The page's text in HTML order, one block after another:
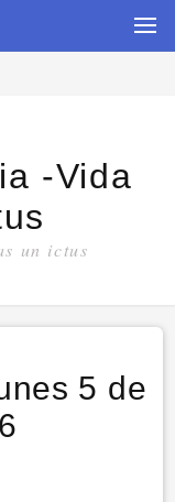
-vida
un ictus
5 de